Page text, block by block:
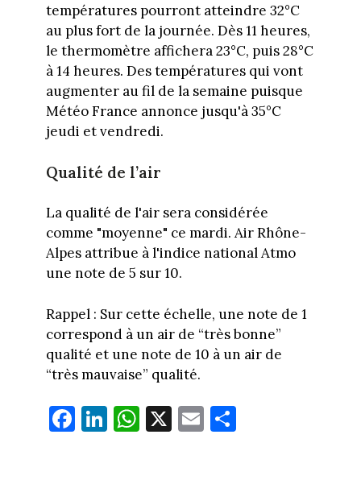
températures pourront atteindre 32°C
au plus fort de la journée. Dès 11 heures,
le thermomètre affichera 23°C, puis 28°C
à 14 heures. Des températures qui vont
augmenter au fil de la semaine puisque
Météo France annonce jusqu'à 35°C
jeudi et vendredi.
Qualité de l’air
La qualité de l'air sera considérée
comme "moyenne" ce mardi. Air Rhône-
Alpes attribue à l'indice national Atmo
une note de 5 sur 10.
Rappel : Sur cette échelle, une note de 1
correspond à un air de “très bonne”
qualité et une note de 10 à un air de
“très mauvaise” qualité.
Fa
ce
Li
nk
W
ha
X E
m
Pa